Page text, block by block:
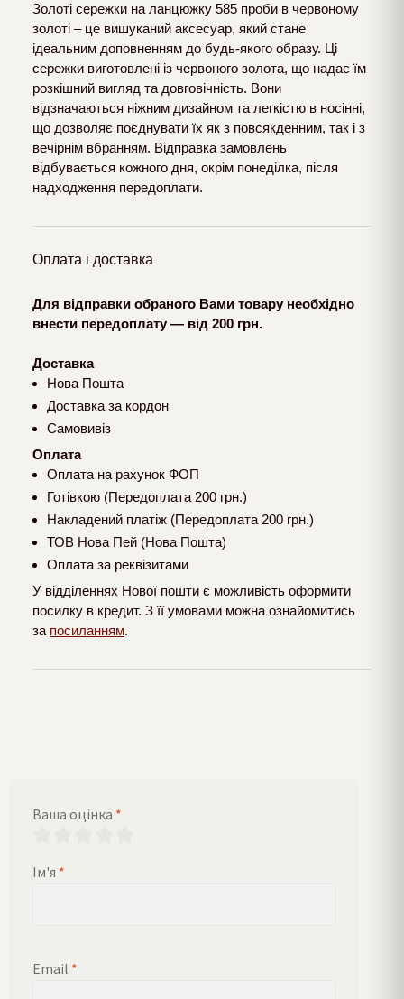
Золоті сережки на ланцюжку 585 проби в червоному
золоті – це вишуканий аксесуар, який стане
ідеальним доповненням до будь-якого образу. Ці
сережки виготовлені із червоного золота, що надає їм
розкішний вигляд та довговічність. Вони
відзначаються ніжним дизайном та легкістю в носінні,
що дозволяє поєднувати їх як з повсякденним, так і з
вечірнім вбранням. Відправка замовлень
відбувається кожного дня, окрім понеділка, після
надходження передоплати.
Оплата і доставка
Для відправки обраного Вами товару необхідно
внести передоплату — від 200 грн.
Доставка
Нова Пошта
Доставка за кордон
Самовивіз
Оплата
Оплата на рахунок ФОП
Готівкою (Передоплата 200 грн.)
Накладений платіж (Передоплата 200 грн.)
ТОВ Нова Пей (Нова Пошта)
Оплата за реквізитами
У відділеннях Нової пошти є можливість оформити
посилку в кредит. З її умовами можна ознайомитись
за посиланням.
Ваша оцінка *
Ім'я *
Email *